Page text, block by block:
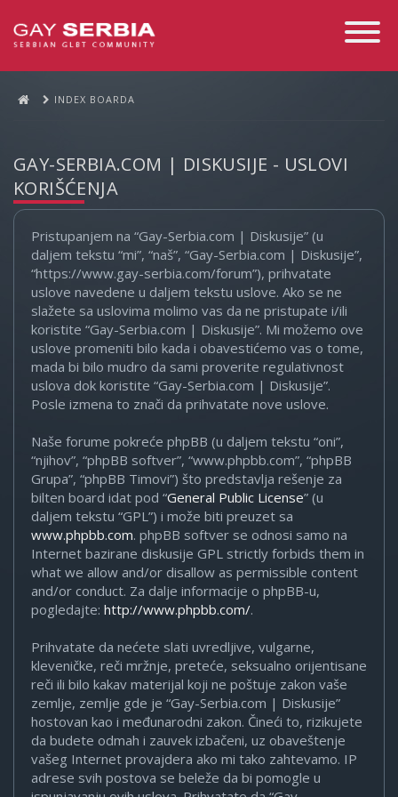
Toggle
INDEX BOARDA
GAY-SERBIA.COM | DISKUSIJE - USLOVI
KORIŠĆENJA
Pristupanjem na “Gay-Serbia.com | Diskusije” (u
daljem tekstu “mi”, “naš”, “Gay-Serbia.com | Diskusije”,
“https://www.gay-serbia.com/forum”), prihvatate
uslove navedene u daljem tekstu uslove. Ako se ne
slažete sa uslovima molimo vas da ne pristupate i/ili
koristite “Gay-Serbia.com | Diskusije”. Mi možemo ove
uslove promeniti bilo kada i obavestićemo vas o tome,
mada bi bilo mudro da sami proverite regulativnost
uslova dok koristite “Gay-Serbia.com | Diskusije”.
Posle izmena to znači da prihvatate nove uslove.
Naše forume pokreće phpBB (u daljem tekstu “oni”,
“njihov”, “phpBB softver”, “www.phpbb.com”, “phpBB
Grupa”, “phpBB Timovi”) što predstavlja rešenje za
bilten board idat pod “General Public License” (u
daljem tekstu “GPL”) i može biti preuzet sa
www.phpbb.com. phpBB softver se odnosi samo na
Internet bazirane diskusije GPL strictly forbids them in
what we allow and/or disallow as permissible content
and/or conduct. Za dalje informacije o phpBB-u,
pogledajte: http://www.phpbb.com/.
Prihvatate da nećete slati uvredljive, vulgarne,
kleveničke, reči mržnje, preteće, seksualno orijentisane
reči ili bilo kakav materijal koji ne poštuje zakon vaše
zemlje, zemlje gde je “Gay-Serbia.com | Diskusije”
hostovan kao i međunarodni zakon. Čineći to, rizikujete
da budete odmah i zauvek izbačeni, uz obaveštenje
vašeg Internet provajdera ako mi tako zahtevamo. IP
adrese svih postova se beleže da bi pomogle u